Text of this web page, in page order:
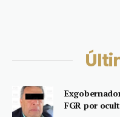
FGR por